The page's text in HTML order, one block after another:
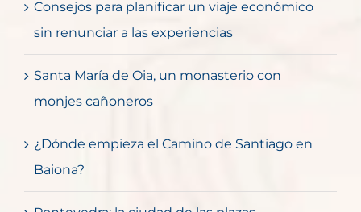
Consejos para planificar un viaje económico
sin renunciar a las experiencias
Santa María de Oia, un monasterio con
monjes cañoneros
¿Dónde empieza el Camino de Santiago en
Baiona?